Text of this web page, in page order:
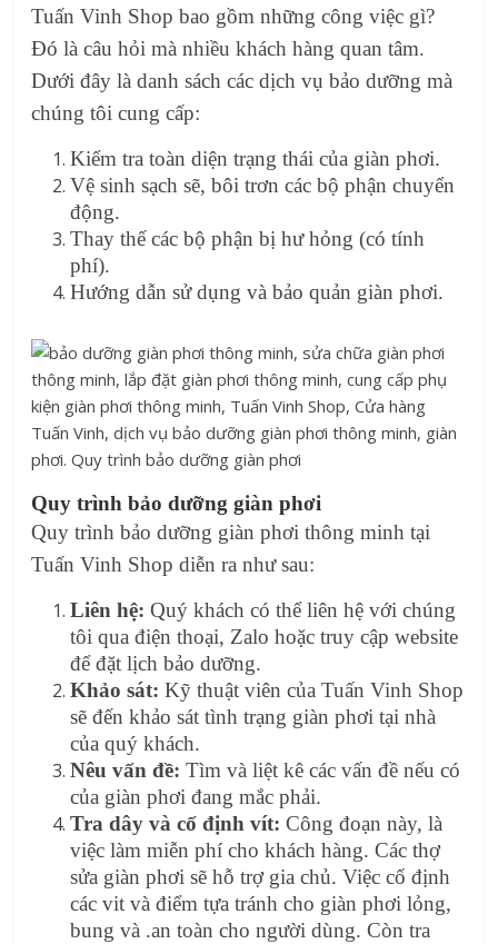
Tuấn Vinh Shop bao gồm những công việc gì?
Đó là câu hỏi mà nhiều khách hàng quan tâm.
Dưới đây là danh sách các dịch vụ bảo dưỡng mà
chúng tôi cung cấp:
Kiểm tra toàn diện trạng thái của giàn phơi.
Vệ sinh sạch sẽ, bôi trơn các bộ phận chuyển
động.
Thay thế các bộ phận bị hư hỏng (có tính
phí).
Hướng dẫn sử dụng và bảo quản giàn phơi.
Quy trình bảo dưỡng giàn phơi
Quy trình bảo dưỡng giàn phơi thông minh tại
Tuấn Vinh Shop diễn ra như sau:
Liên hệ: Quý khách có thể liên hệ với chúng
tôi qua điện thoại, Zalo hoặc truy cập website
để đặt lịch bảo dưỡng.
Khảo sát: Kỹ thuật viên của Tuấn Vinh Shop
sẽ đến khảo sát tình trạng giàn phơi tại nhà
của quý khách.
Nêu vấn đề: Tìm và liệt kê các vấn đề nếu có
của giàn phơi đang mắc phải.
Tra dây và cố định vít:Công đoạn này, là
việc làm miễn phí cho khách hàng. Các thợ
sửa giàn phơi sẽ hỗ trợ gia chủ. Việc cố định
các vit và điểm tựa tránh cho giàn phơi lỏng,
bung và .an toàn cho người dùng. Còn tra